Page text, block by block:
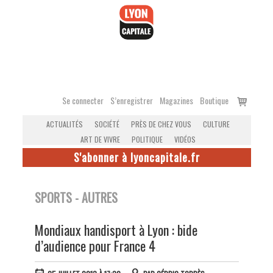
Se connecter S’enregistrer Magazines Boutique
Voir
ACTUALITÉS SOCIÉTÉ PRÈS DE CHEZ VOUS
CULTURE
ART DE VIVRE
POLITIQUE VIDÉOS
S'abonner à lyoncapitale.fr
SPORTS - AUTRES
Mondiaux handisport à Lyon : bide
d’audience pour France 4